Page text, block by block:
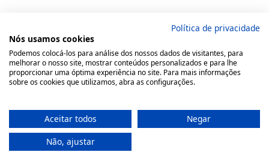
Política de privacidade
Nós usamos cookies
Podemos colocá-los para análise dos nossos dados de visitantes, para
melhorar o nosso site, mostrar conteúdos personalizados e para lhe
proporcionar uma óptima experiência no site. Para mais informações
sobre os cookies que utilizamos, abra as configurações.
Aceitar todos
Negar
Não, ajustar